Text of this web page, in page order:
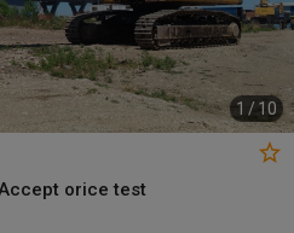
1 /10
orice test